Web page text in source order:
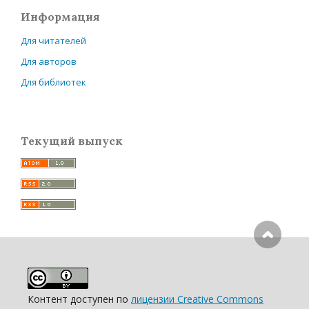
Информация
Для читателей
Для авторов
Для библиотек
Текущий выпуск
Контент доступен по лицензии Creative Commons